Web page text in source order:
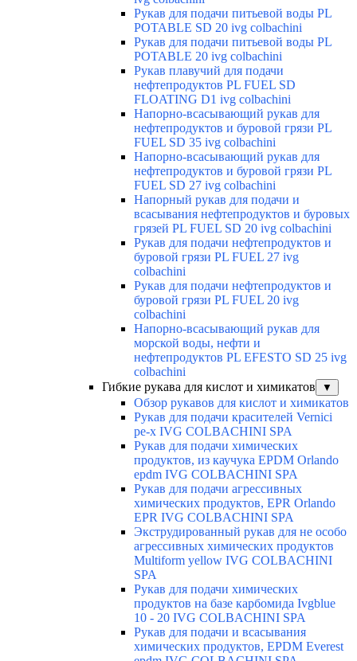
Рукав для подачи питьевой воды PL
POTABLE SD 20 ivg colbachini
Рукав для подачи питьевой воды PL
POTABLE 20 ivg colbachini
Рукав плавучий для подачи
нефтепродуктов PL FUEL SD
FLOATING D1 ivg colbachini
Напорно-всасывающий рукав для
нефтепродуктов и буровой грязи PL
FUEL SD 35 ivg colbachini
Напорно-всасывающий рукав для
нефтепродуктов и буровой грязи PL
FUEL SD 27 ivg colbachini
Напорный рукав для подачи и
всасывания нефтепродуктов и буровых
грязей PL FUEL SD 20 ivg colbachini
Рукав для подачи нефтепродуктов и
буровой грязи PL FUEL 27 ivg
colbachini
Рукав для подачи нефтепродуктов и
буровой грязи PL FUEL 20 ivg
colbachini
Напорно-всасывающий рукав для
морской воды, нефти и
нефтепродуктов PL EFESTO SD 25 ivg
colbachini
Гибкие рукава для кислот и химикатов
▼
Обзор рукавов для кислот и химикатов
Рукав для подачи красителей Vernici
pe-x IVG COLBACHINI SPA
Рукав для подачи химических
продуктов, из каучука EPDM Orlando
epdm IVG COLBACHINI SPA
Рукав для подачи агрессивных
химических продуктов, EPR Orlando
EPR IVG COLBACHINI SPA
Экструдированный рукав для не особо
агрессивных химических продуктов
Multiform yellow IVG COLBACHINI
SPA
Рукав для подачи химических
продуктов на базе карбомида Ivgblue
10 - 20 IVG COLBACHINI SPA
Рукав для подачи и всасывания
химических продуктов, EPDM Everest